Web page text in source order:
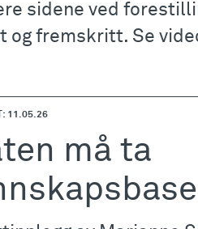
sidene ved
og fremskritt. Se
11.05.26
må ta